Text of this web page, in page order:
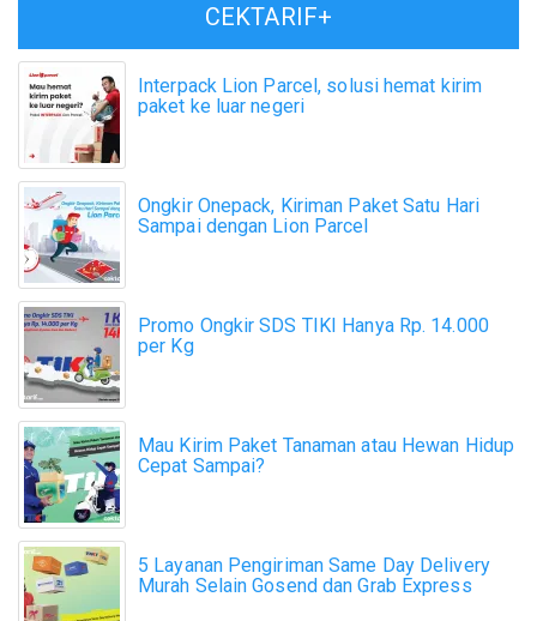
CEKTARIF+
Interpack Lion Parcel, solusi hemat kirim
paket ke luar negeri
Ongkir Onepack, Kiriman Paket Satu Hari
Sampai dengan Lion Parcel
Promo Ongkir SDS TIKI Hanya Rp. 14.000
per Kg
Mau Kirim Paket Tanaman atau Hewan Hidup
Cepat Sampai?
5 Layanan Pengiriman Same Day Delivery
Murah Selain Gosend dan Grab Express